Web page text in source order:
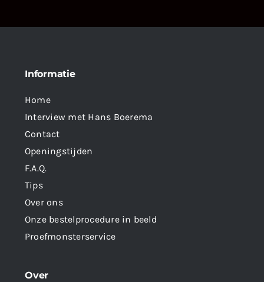
Informatie
Home
Interview met Hans Boerema
Contact
Openingstijden
F.A.Q.
Tips
Over ons
Onze bestelprocedure in beeld
Proefmonsterservice
Over